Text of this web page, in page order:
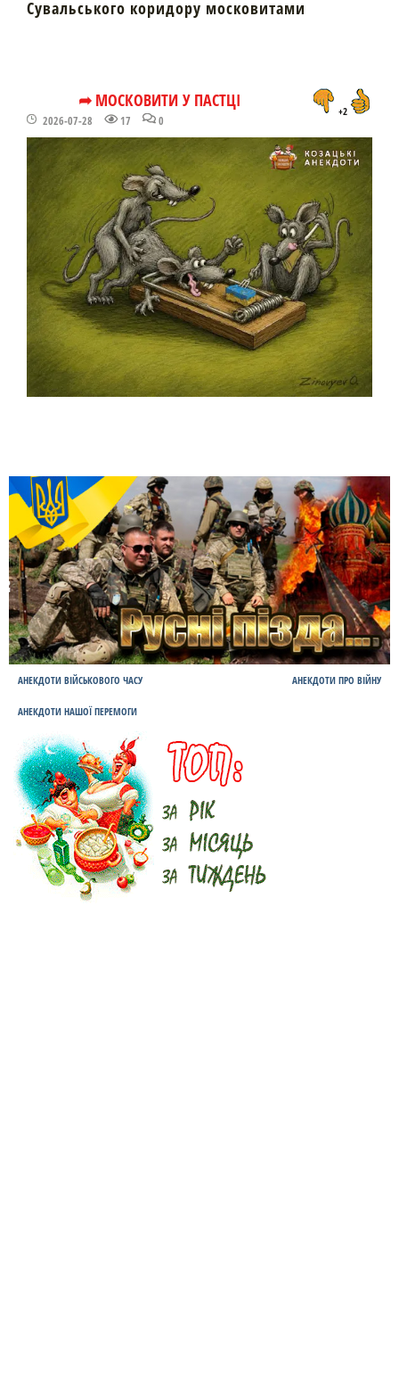
Сувальського коридору московитами
➦ МОСКОВИТИ У ПАСТЦІ
2026-07-28 17 0
+2
АНЕКДОТИ ВІЙСЬКОВОГО ЧАСУ АНЕКДОТИ ПРО ВІЙНУ
АНЕКДОТИ НАШОЇ ПЕРЕМОГИ